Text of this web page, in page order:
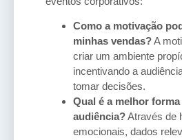
Como a motivação
minhas vendas?A
criar um ambiente
incentivando a
tomar decisões.
Qual é a melhor
audiência?Através de
emocionais, dados